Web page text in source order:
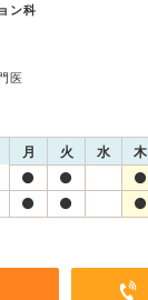
ン科
医
月 火 水 木